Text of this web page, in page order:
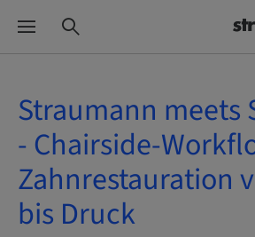
Straumann meets
- Chairside-
Zahnrestauration
bis Druck